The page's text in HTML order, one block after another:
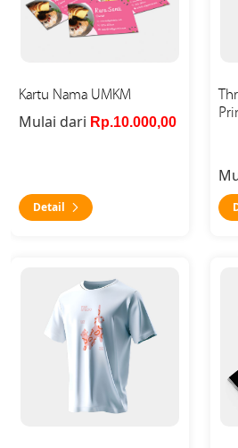
Kartu Nama UMKM
Mulai dari Rp.10.000,00
Detail